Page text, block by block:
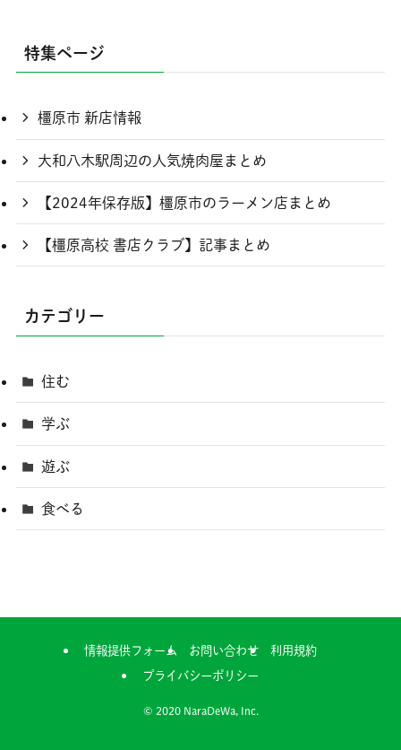
特集ページ
橿原市 新店情報
大和八木駅周辺の人気焼肉屋まとめ
【2024年保存版】橿原市のラーメン店まとめ
【橿原高校 書店クラブ】記事まとめ
カテゴリー
住む
学ぶ
遊ぶ
食べる
情報提供フォーム お問い合わせ
利用規約
プライバシーポリシー
© 2020 NaraDeWa, Inc.